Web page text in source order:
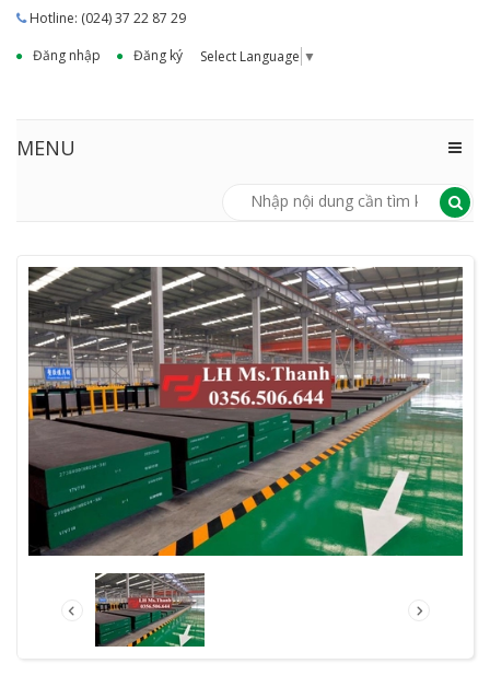
Hotline: (024) 37 22 87 29
Đăng nhập
Đăng ký Select Language ▼
MENU